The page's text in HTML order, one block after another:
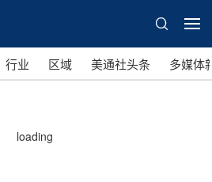
行业 区域 美通社头条 多媒体
loading